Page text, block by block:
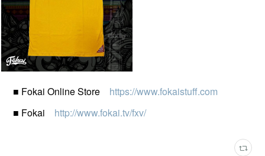
■ Fokai Online Store https://www.fokaistuff.com
■ Fokai http://www.fokai.tv/fxv/